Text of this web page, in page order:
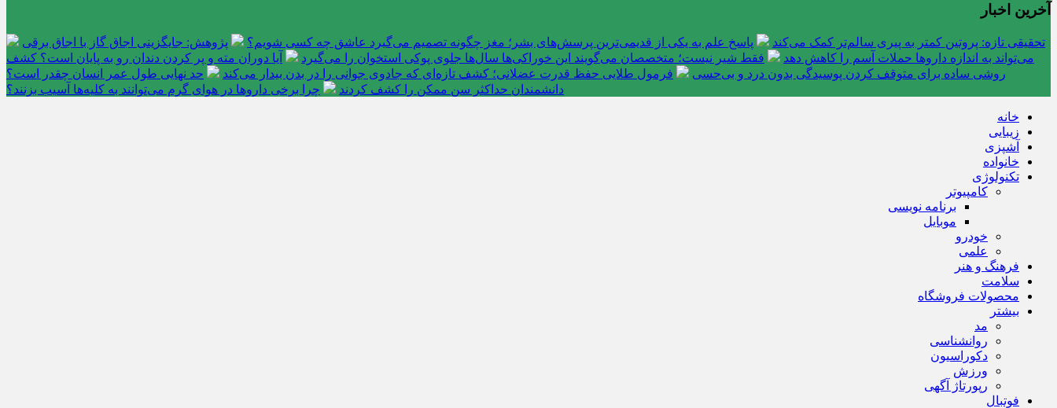
آخرین اخبار
تحقیقی تازه: پروتین کمتر به پیری سالم‌تر کمک می‌کند پاسخ علم به یکی از قدیمی‌ترین پرسش‌های بشر؛ مغز چگونه تصمیم می‌گیرد عاشق چه کسی شویم؟
پژوهش: جایگزینی اجاق گاز با اجاق برقی
می‌تواند به اندازه داروها حملات آسم را کاهش دهد
فقط شیر نیست؛ متخصصان می‌گویند این خوراکی‌ها سال‌ها جلوی پوکی استخوان را می‌گیرد
آیا دوران مته و پر کردن دندان رو به پایان است؟ کشف
روشی ساده برای متوقف کردن پوسیدگی بدون درد و بی‌حسی
فرمول طلایی حفظ قدرت عضلانی؛ کشف تازه‌ای که جادوی جوانی را در بدن بیدار می‌کند
حد نهایی طول عمر انسان چقدر است؟
دانشمندان حداکثر سن ممکن را کشف کردند
چرا برخی داروها در هوای گرم می‌توانند به کلیه‌ها آسیب بزنند؟
خانه
زیبایی
آشپزی
خانواده
تکنولوژی
کامپیوتر
برنامه نویسی
موبایل
خودرو
علمی
فرهنگ و هنر
سلامت
محصولات فروشگاه
بیشتر
مد
روانشناسی
دکوراسیون
ورزش
رپورتاژ آگهی
فوتبال